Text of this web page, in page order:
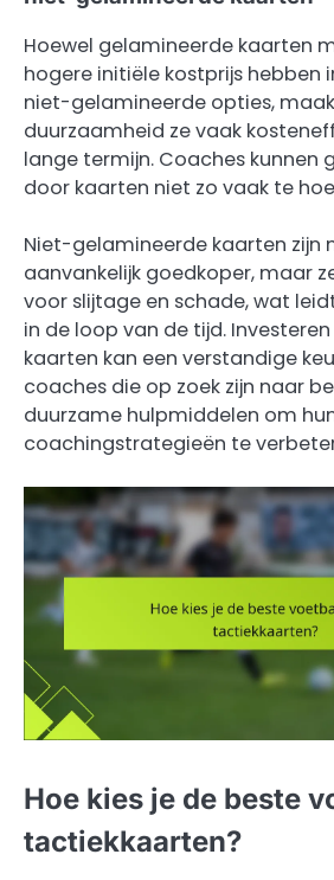
Hoewel gelamineerde kaarten
hogere initiële kostprijs hebben
niet-gelamineerde opties,
duurzaamheid ze vaak
lange termijn. Coaches kunnen
door kaarten niet zo vaak te
Niet-gelamineerde kaarten zijn
aanvankelijk goedkoper, maar
voor slijtage en schade, wat
in de loop van de tijd.
kaarten kan een verstandige
coaches die op zoek zijn naar
duurzame hulpmiddelen om
coachingstrategieën te
Hoe kies je de beste
tactiekkaarten?